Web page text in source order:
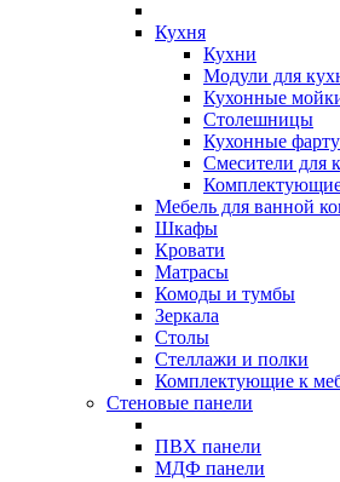
Кухня
Кухни
Модули для
Кухонные
Столешницы
Кухонные
Смесители для
Мебель для ванной
Шкафы
Кровати
Матрасы
Комоды и тумбы
Зеркала
Столы
Стеллажи и полки
Комплектующие к
Стеновые панели
ПВХ панели
МДФ панели